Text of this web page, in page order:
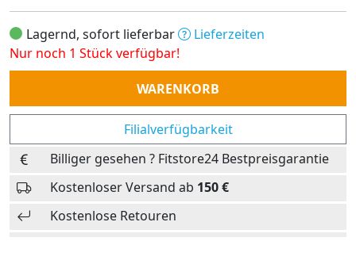
Lagernd, sofort lieferbar
Lieferzeiten
Nur noch 1 Stück verfügbar!
Anzahl
WARENKORB
Filialverfügbarkeit
Billiger gesehen ? Fitstore24 Bestpreisgarantie
Kostenloser Versand ab 150 €
Kostenlose Retouren